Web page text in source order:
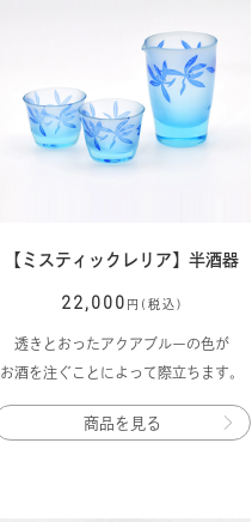
【ミスティックレリア】半酒器
22,000 円(税込)
透きとおったアクアブルーの色が
お酒を注ぐことによって際立ちます。
商品を見る